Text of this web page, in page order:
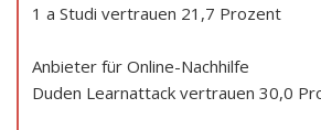
1 a Studi vertrauen 21,7 Prozent
Anbieter für Online-Nachhilfe
Duden Learnattack vertrauen 30,0